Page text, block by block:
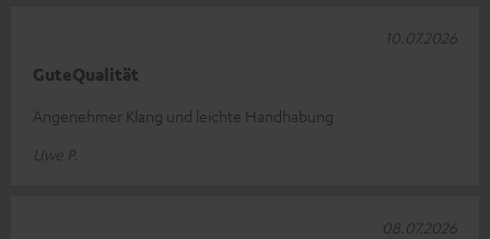
GuteQualität
Angenehmer Klang und leichte Handhabung
Uwe P.
10.07.2026
08.07.2026